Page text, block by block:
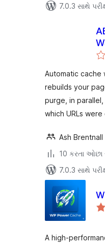
7.0.3 સાથે
Automatic cache
rebuilds your
purge, in
which URLs
Ash
10 કરતા ઓછા
7.0.3 સાથે
A high-